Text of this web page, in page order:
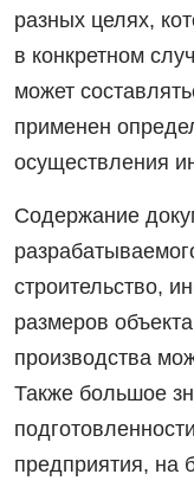
разных целях,
в конкретном
может
применен
осуществления
Содержание
строительство,
размеров
производства
Также большое
предприятия, на